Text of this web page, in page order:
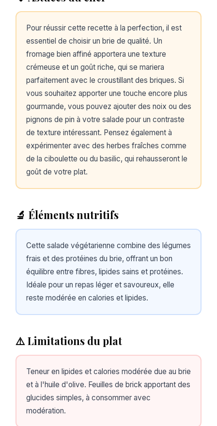
Pour réussir cette recette à la perfection, il est
essentiel de choisir un brie de qualité. Un
fromage bien affiné apportera une texture
crémeuse et un goût riche, qui se mariera
parfaitement avec le croustillant des briques. Si
vous souhaitez apporter une touche encore plus
gourmande, vous pouvez ajouter des noix ou des
pignons de pin à votre salade pour un contraste
de texture intéressant. Pensez également à
expérimenter avec des herbes fraîches comme
de la ciboulette ou du basilic, qui rehausseront le
goût de votre plat.
🔬 Éléments nutritifs
Cette salade végétarienne combine des légumes
frais et des protéines du brie, offrant un bon
équilibre entre fibres, lipides sains et protéines.
Idéale pour un repas léger et savoureux, elle
reste modérée en calories et lipides.
⚠️ Limitations du plat
Teneur en lipides et calories modérée due au brie
et à l'huile d'olive. Feuilles de brick apportant des
glucides simples, à consommer avec
modération.